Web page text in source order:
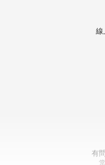
【翔準AOG】海神線
有